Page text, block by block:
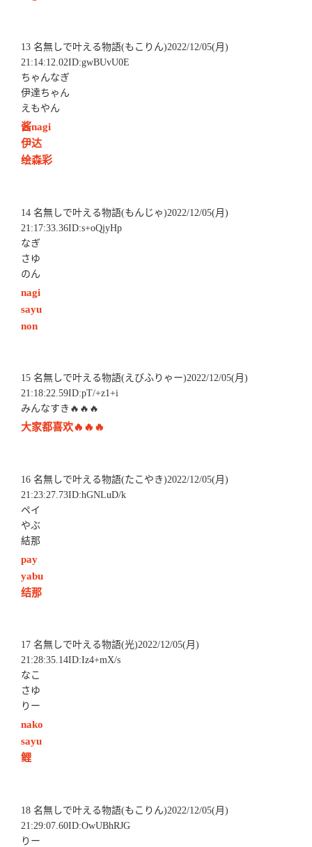
13 名無しで叶える物語(もこりん)2022/12/05(月)
21:14:12.02ID:gwBUvU0E
ちゃんなぎ
伊達ちゃん
えもやん
酱nagi
伊达
绘森彩
14 名無しで叶える物語(もんじゃ)2022/12/05(月)
21:17:33.36ID:s+oQjyHp
なぎ
さゆ
のん
nagi
sayu
non
15 名無しで叶える物語(えびふりゃー)2022/12/05(月)
21:18:22.59ID:pT/+z1+i
みんなすき🔥🔥🔥
大家都喜欢🔥🔥🔥
16 名無しで叶える物語(たこやき)2022/12/05(月)
21:23:27.73ID:hGNLuD/k
ペイ
やぶ
結那
pay
yabu
结那
17 名無しで叶える物語(光)2022/12/05(月)
21:28:35.14ID:Iz4+mX/s
なこ
さゆ
りー
nako
sayu
鲤
18 名無しで叶える物語(もこりん)2022/12/05(月)
21:29:07.60ID:OwUBhRJG
りー